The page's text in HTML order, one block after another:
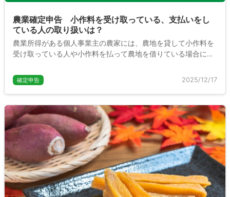
農業確定申告 小作料を受け取っている、支払いをし
ている人の取り扱いは？
農業所得がある個人事業主の農家には、農地を貸して小作料を
受け取っている人や小作料を払って農地を借りている場合に
こでは農家の小作料の確定申告の取り扱いについて説明しま
す。
確定申告 2025/12/17